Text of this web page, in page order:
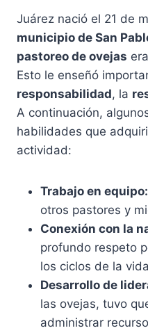
Juárez nació el 21 de
municipio de San
pastoreo de ovejas
Esto le enseñó
responsabilidad, la
A continuación,
habilidades que
actividad:
Trabajo en equipo:
otros pastores y
Conexión con la
profundo respeto
los ciclos de la
Desarrollo de
las ovejas, tuvo
administrar